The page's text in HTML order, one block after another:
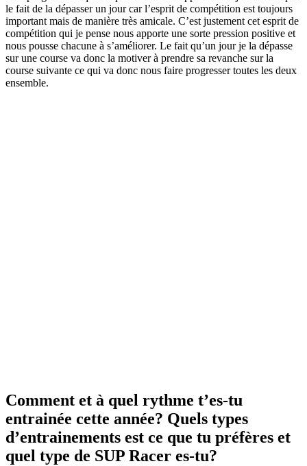
le fait de la dépasser un jour car l’esprit de compétition est toujours
important mais de manière très amicale. C’est justement cet esprit de
compétition qui je pense nous apporte une sorte pression positive et
nous pousse chacune à s’améliorer. Le fait qu’un jour je la dépasse
sur une course va donc la motiver à prendre sa revanche sur la
course suivante ce qui va donc nous faire progresser toutes les deux
ensemble.
Comment et à quel rythme t’es-tu
entrainée cette année? Quels types
d’entrainements est ce que tu préfères et
quel type de SUP Racer es-tu?